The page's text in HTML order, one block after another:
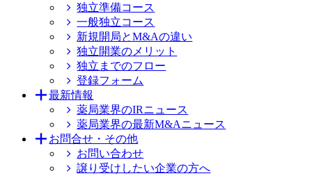
独立準備コース
一般独立コース
新規開局とM&Aの違い
独立開業のメリット
独立までのフロー
登録フォーム
最新情報
薬局業界のIRニュース
薬局業界の最新M&Aニュース
お問合せ・その他
お問い合わせ
譲り受けしたい企業の方へ